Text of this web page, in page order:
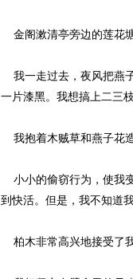
金阁漱清亭旁边的莲花
我一走过去，夜风把燕
一片漆黑。我想搞上二三
我抱着木贼草和燕子花
小小的偷窃行为，使我
到快活。但是，我不知道
柏木非常高兴地接受了